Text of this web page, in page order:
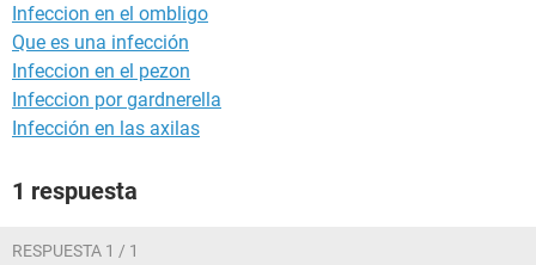
Infeccion en el ombligo
Que es una infección
Infeccion en el pezon
Infeccion por gardnerella
Infección en las axilas
1 respuesta
RESPUESTA 1 / 1